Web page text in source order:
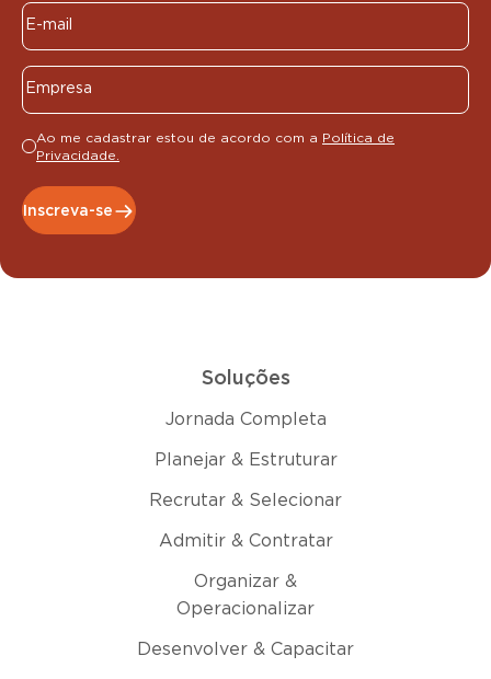
Ao me cadastrar estou de acordo com a Política de
Privacidade.
Inscreva-se
Soluções
Jornada Completa
Planejar & Estruturar
Recrutar & Selecionar
Admitir & Contratar
Organizar &
Operacionalizar
Desenvolver & Capacitar